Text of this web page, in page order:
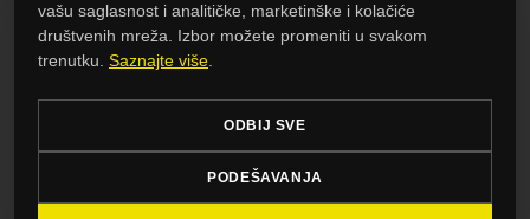
Početna
O nama
Kontakt
vašu saglasnost i analitičke, marketinške i kolačiće
društvenih mreža. Izbor možete promeniti u svakom
trenutku. Saznajte više
ODBIJ SVE
PODEŠAVANJA